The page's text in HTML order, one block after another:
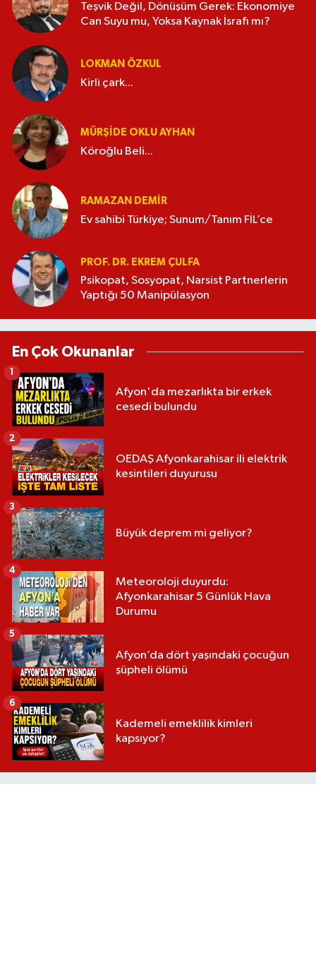
Teşvik Değil, Dönüşüm Gerek: Ekonomiye
Can Suyu mu, Yoksa Kaynak İsrafı mı?
LOKMAN ÖZKUL
Kirli çark...
MÜRŞIDE OKLU AYHAN
Köroğlu Beli...
RAMAZAN DEMİR
Ev sahibi Türkiye; Sunum/Tanım FİL’ce
PROF. DR. EKREM ÇULFA
Psikopat, Sosyopat, Narsist Partnerlerin
Yaptığı 50 Manipülasyon
En Çok Okunanlar
Afyon'da mezarlıkta bir erkek
cesedi bulundu
1
OEDAŞ Afyonkarahisar ili elektrik
kesintileri duyurusu
2
Büyük deprem mi geliyor?
3
Meteoroloji duyurdu:
Afyonkarahisar 5 Günlük Hava
Durumu
4
Afyon’da dört yaşındaki çocuğun
şüpheli ölümü
5
Kademeli emeklilik kimleri
kapsıyor?
6